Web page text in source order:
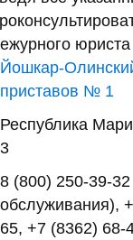
Йошкар-
приставов № 1
Республика
3
8 (800) 250-39-
обслуживания),
65, +7 (8362) 68-